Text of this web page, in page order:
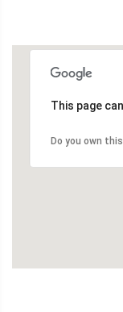
This page
Do you own